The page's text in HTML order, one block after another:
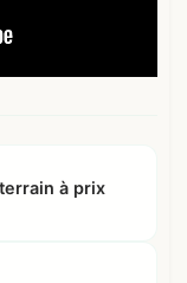
à prix